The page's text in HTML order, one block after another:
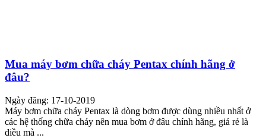
Mua máy bơm chữa cháy Pentax chính hãng ở
đâu?
Ngày đăng: 17-10-2019
Máy bơm chữa cháy Pentax là dòng bơm được dùng nhiều nhất ở
các hệ thống chữa cháy nên mua bơm ở đâu chính hãng, giá rẻ là
điều mà ...